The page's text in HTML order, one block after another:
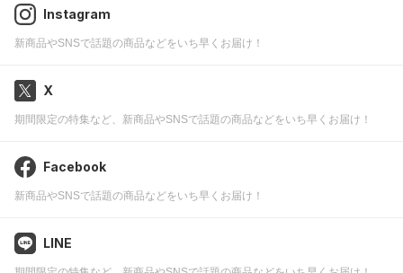
Instagram
新商品やSNSで話題の商品などをいち早くお届け！
X
期間限定の特集など、新商品やSNSで話題の商品などをいち早くお届け！
Facebook
新商品やSNSで話題の商品などをいち早くお届け！
LINE